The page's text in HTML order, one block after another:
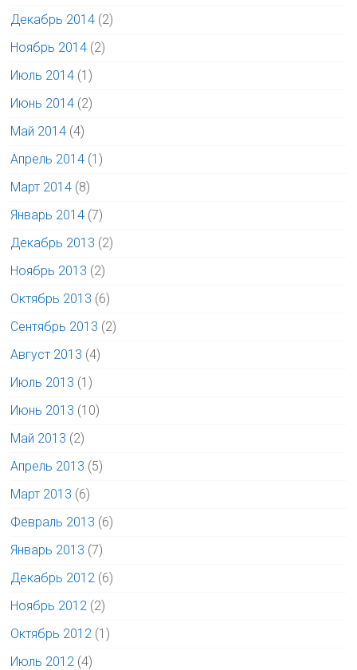
Декабрь 2014 (2)
Ноябрь 2014 (2)
Июль 2014 (1)
Июнь 2014 (2)
Май 2014 (4)
Апрель 2014 (1)
Март 2014 (8)
Январь 2014 (7)
Декабрь 2013 (2)
Ноябрь 2013 (2)
Октябрь 2013 (6)
Сентябрь 2013 (2)
Август 2013 (4)
Июль 2013 (1)
Июнь 2013 (10)
Май 2013 (2)
Апрель 2013 (5)
Март 2013 (6)
Февраль 2013 (6)
Январь 2013 (7)
Декабрь 2012 (6)
Ноябрь 2012 (2)
Октябрь 2012 (1)
Июль 2012 (4)